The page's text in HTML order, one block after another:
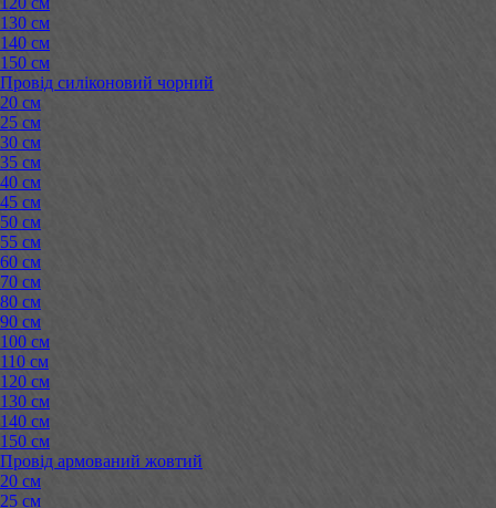
130 см
140 см
150 см
Провід силіконовий чорний
20 см
25 см
30 см
35 см
40 см
45 см
50 см
55 см
60 см
70 см
80 см
90 см
100 см
110 см
120 см
130 см
140 см
150 см
Провід армований жовтий
20 см
25 см